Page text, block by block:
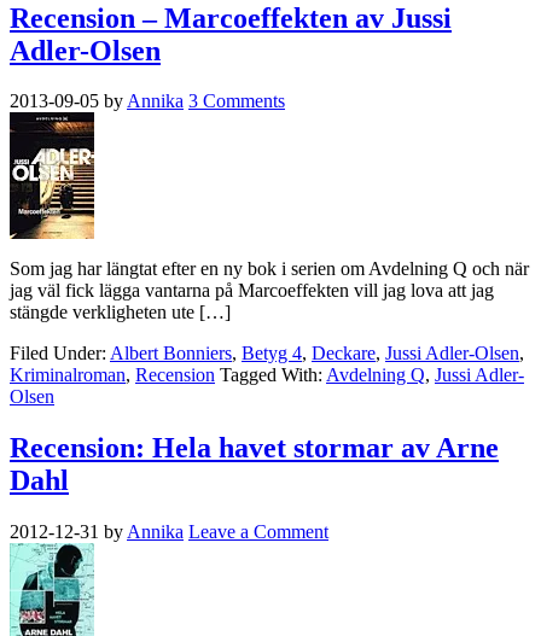
Recension – Marcoeffekten av Jussi
Adler-Olsen
2013-09-05 byAnnika 3 Comments
Som jag har längtat efter en ny bok i serien om Avdelning Q och när
jag väl fick lägga vantarna på Marcoeffekten vill jag lova att jag
stängde verkligheten ute […]
Filed Under: Albert Bonniers, Betyg 4, Deckare, Jussi Adler-Olsen,
Kriminalroman, Recension Tagged With: Avdelning Q, Jussi Adler-
Olsen
Recension: Hela havet stormar av Arne
Dahl
2012-12-31 by Annika Leave a Comment